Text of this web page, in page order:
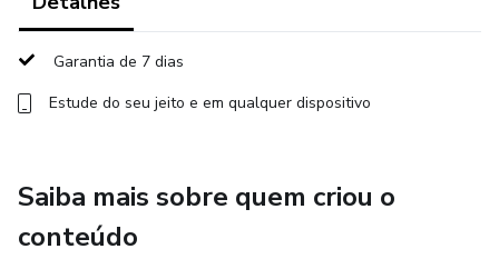
Cada receita foi desenvolvida para garantir aquele toque
adoçantes naturais e de baixo índice glicêmico, e
ingredientes ricos
Garantia de 7 dias
Estude do seu jeito e em qualquer dispositivo
Saiba mais sobre quem criou o
conteúdo